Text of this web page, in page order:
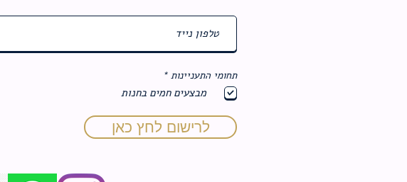
תחומי התעניינות *
ב
מבצעים חמים בחנות
לרישום לחץ כאן